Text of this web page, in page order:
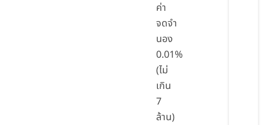
ค่า
จดจำ
นอง
0.01%
(ไม่
เกิน
7
ล้าน)